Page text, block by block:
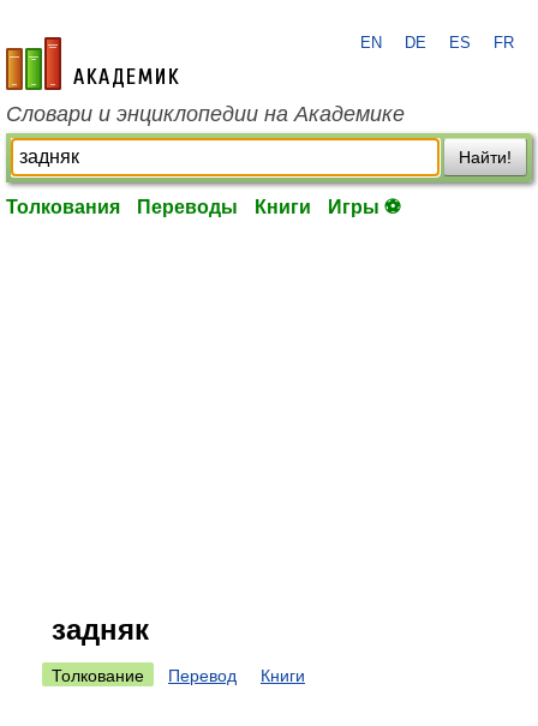
academic.ru
EN DE ES FR
Словари и энциклопедии на Академике
Найти!
Толкования Переводы Книги Игры ⚽
задняк
Толкование Перевод Книги